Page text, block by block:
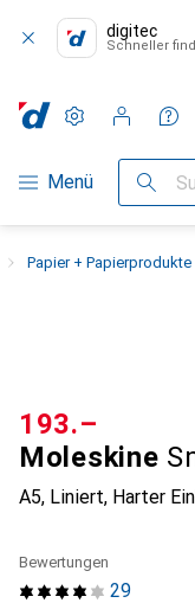
digitec
Schneller
Navigation nach
Menü Suche
Einstellungen
Kundenkonto
Vergleichslisten
Merklisten
Warenkorb
Papier + Papierprodukte
Moleskine
A5, Liniert, Harter
CHF
193.–
29
Bewertungen